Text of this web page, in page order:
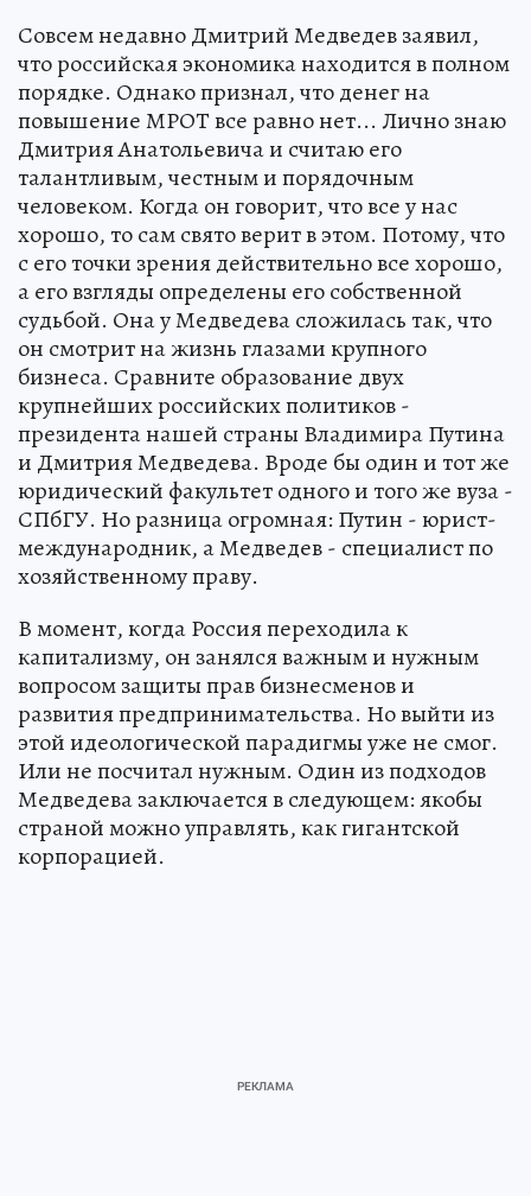
Совсем недавно Дмитрий Медведев заявил,
что российская экономика находится в полном
порядке. Однако признал, что денег на
повышение МРОТ все равно нет... Лично знаю
Дмитрия Анатольевича и считаю его
талантливым, честным и порядочным
человеком. Когда он говорит, что все у нас
хорошо, то сам свято верит в этом. Потому, что
с его точки зрения действительно все хорошо,
а его взгляды определены его собственной
судьбой. Она у Медведева сложилась так, что
он смотрит на жизнь глазами крупного
бизнеса. Сравните образование двух
крупнейших российских политиков -
президента нашей страны Владимира Путина
и Дмитрия Медведева. Вроде бы один и тот же
юридический факультет одного и того же вуза -
СПбГУ. Но разница огромная: Путин - юрист-
международник, а Медведев - специалист по
хозяйственному праву.
В момент, когда Россия переходила к
капитализму, он занялся важным и нужным
вопросом защиты прав бизнесменов и
развития предпринимательства. Но выйти из
этой идеологической парадигмы уже не смог.
Или не посчитал нужным. Один из подходов
Медведева заключается в следующем: якобы
страной можно управлять, как гигантской
корпорацией.